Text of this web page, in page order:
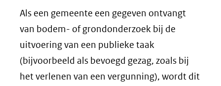
Als een gemeente een gegeven ontvangt
van bodem- of grondonderzoek bij de
uitvoering van een publieke taak
(bijvoorbeeld als bevoegd gezag, zoals bij
het verlenen van een vergunning), wordt dit